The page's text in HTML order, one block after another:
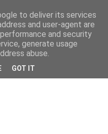
to deliver its services
and user-agent are
and security
generate usage
abuse.
GOT IT